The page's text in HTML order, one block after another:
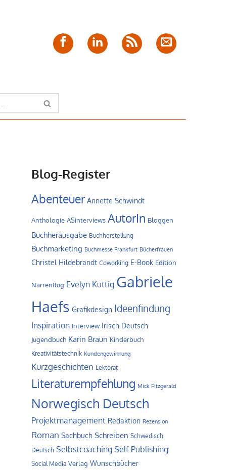
FacebookLinkedIn Feed
E-
Mail
Blog-Register
Abenteuer Annette Schwindt
Anthologie ASinterviews AutorIn Bloggen
Buchherausgabe Buchherstellung
Buchmarketing Buchmesse Frankfurt Bücherfrauen
Christel Hildebrandt Coworking E-Book Edition
Narrenflug Evelyn Kuttig Gabriele
Haefs Grafikdesign Ideenfindung
Inspiration Interview Irisch Deutsch
Jugendbuch Karin Braun Kinderbuch
Kreativitätstechnik Kundengewinnung
Kurzgeschichten Lektorat
Literaturempfehlung Mick Fitzgerald
Norwegisch Deutsch
Projektmanagement Redaktion Rezension
Roman Sachbuch Schreiben Schwedisch
Deutsch Selbstcoaching Self-Publishing
Social Media Verlag Wunschbücher